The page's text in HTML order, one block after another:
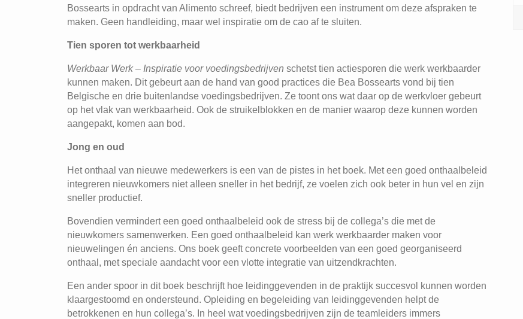
Bossearts in opdracht van Alimento schreef, biedt bedrijven een instrument om deze afspraken te
maken. Geen handleiding, maar wel inspiratie om de cao af te sluiten.
Tien sporen tot werkbaarheid
Werkbaar Werk – Inspiratie voor voedingsbedrijven schetst tien actiesporen die werk werkbaarder
kunnen maken. Dit gebeurt aan de hand van good practices die Bea Bossearts vond bij tien
Belgische en drie buitenlandse voedingsbedrijven. Ze toont ons wat daar op de werkvloer gebeurt
op het vlak van werkbaarheid. Ook de struikelblokken en de manier waarop deze kunnen worden
aangepakt, komen aan bod.
Jong en oud
Het onthaal van nieuwe medewerkers is een van de pistes in het boek. Met een goed onthaalbeleid
integreren nieuwkomers niet alleen sneller in het bedrijf, ze voelen zich ook beter in hun vel en zijn
sneller productief.
Bovendien vermindert een goed onthaalbeleid ook de stress bij de collega’s die met de
nieuwkomers samenwerken. Een goed onthaalbeleid kan werk werkbaarder maken voor
nieuwelingen én anciens. Ons boek geeft concrete voorbeelden van een goed georganiseerd
onthaal, met speciale aandacht voor een vlotte integratie van uitzendkrachten.
Een ander spoor in dit boek beschrijft hoe leidinggevenden in de praktijk succesvol kunnen worden
klaargestoomd en ondersteund. Opleiding en begeleiding van leidinggevenden helpt de
betrokkenen en hun collega’s. In heel wat voedingsbedrijven zijn de teamleiders immers